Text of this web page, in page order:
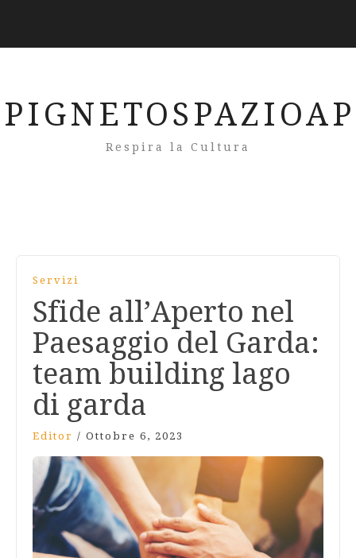
Respira la Cultura
Servizi
Sfide all’Aperto nel
Paesaggio del Garda:
team building lago
di garda
Editor / Ottobre 6, 2023